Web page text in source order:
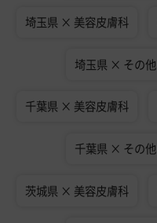
埼玉県 × 美容皮膚科
埼玉県 × その他
千葉県 × 美容皮膚科
千葉県 × その他
茨城県 × 美容皮膚科